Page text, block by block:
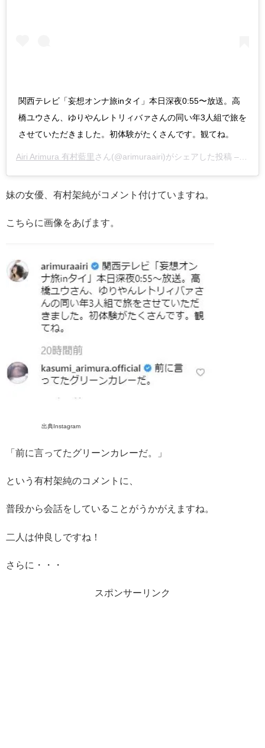
関西テレビ「妄想オンナ旅inタイ」本日深夜0:55〜放送。高
橋ユウさん、ゆりやんレトリィバァさんの同い年3人組で旅を
させていただきました。初体験がたくさんです。観てね。
Airi Arimura 有村藍里 さん(@arimuraairi)がシェアした投稿 –
妹の女優、有村架純がコメント付けていますね。
こちらに画像をあげます。
出典Instagram
「前に言ってたグリーンカレーだ。」
という有村架純のコメントに、
普段から会話をしていることがうかがえますね。
二人は仲良しですね！
さらに・・・
スポンサーリンク